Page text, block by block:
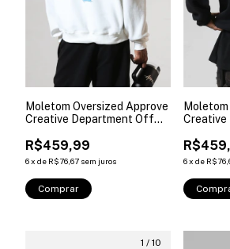
Moletom Oversized Approve
Creative Department Off
R$459,99
6x de R$76,67 sem juros
Comprar
Creative
6x de
1 / 10